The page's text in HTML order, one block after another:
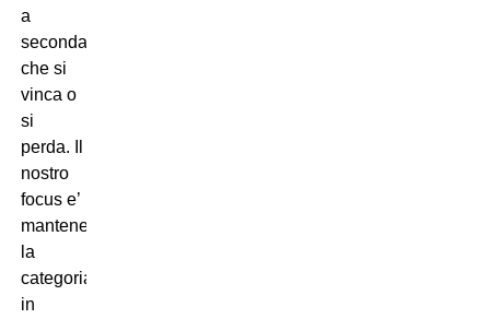
a
seconda
che si
vinca o
si
perda. Il
nostro
focus e’
mantenere
la
categoria:
in